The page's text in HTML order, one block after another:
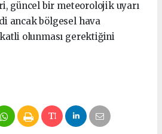
güncel bir meteorolojik uyarı
ancak bölgesel hava
olunması gerektiğini